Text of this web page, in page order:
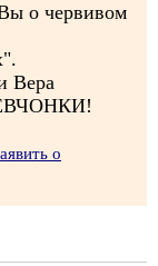
о червивом
Вера
о